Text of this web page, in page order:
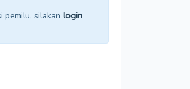
pemilu, silakan login